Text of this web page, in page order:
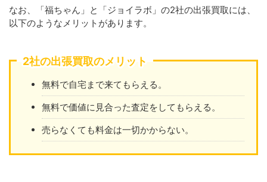
なお、「福ちゃん」と「ジョイラボ」の2社の出張買取には、
以下のようなメリットがあります。
2社の出張買取のメリット
無料で自宅まで来てもらえる。
無料で価値に見合った査定をしてもらえる。
売らなくても料金は一切かからない。